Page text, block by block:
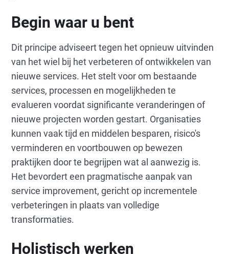
Begin waar u bent
Dit principe adviseert tegen het opnieuw uitvinden
van het wiel bij het verbeteren of ontwikkelen van
nieuwe services. Het stelt voor om bestaande
services, processen en mogelijkheden te
evalueren voordat significante veranderingen of
nieuwe projecten worden gestart. Organisaties
kunnen vaak tijd en middelen besparen, risico's
verminderen en voortbouwen op bewezen
praktijken door te begrijpen wat al aanwezig is.
Het bevordert een pragmatische aanpak van
service improvement, gericht op incrementele
verbeteringen in plaats van volledige
transformaties.
Holistisch werken